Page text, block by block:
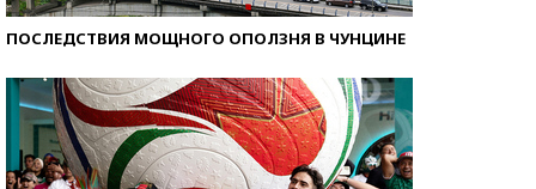
ПОСЛЕДСТВИЯ МОЩНОГО ОПОЛЗНЯ В ЧУНЦИНЕ